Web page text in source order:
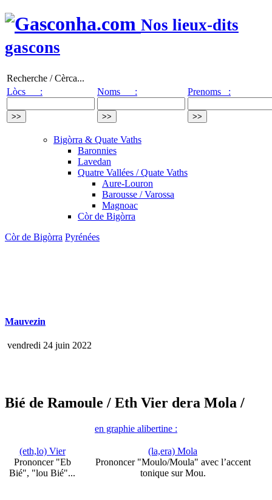
Nos lieux-dits
gascons
Recherche / Cèrca...
Lòcs :
Noms : Prenoms :
Bigòrra & Quate Vaths
Baronnies
Lavedan
Quatre Vallées / Quate Vaths
Aure-Louron
Barousse / Varossa
Magnoac
Còr de Bigòrra
Còr de Bigòrra Pyrénées
Mauvezin
vendredi 24 juin 2022
Bié de Ramoule / Eth Vier dera Mola /
en graphie alibertine :
(eth,lo) Vier
Prononcer "Eb
Bié", "lou Bié"...
(la,era) Mola
Prononcer "Moulo/Moula" avec l’accent
tonique sur Mou.